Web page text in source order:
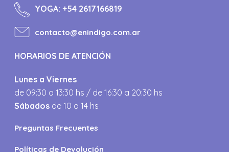
YOGA:+54 2617166819
contacto@enindigo.com.ar
HORARIOS DE ATENCIÓN
Lunes a Viernes
de 09:30 a 13:30 hs / de 16:30 a 20:30 hs
Sábados de 10 a 14 hs
Preguntas Frecuentes
Políticas de Devolución